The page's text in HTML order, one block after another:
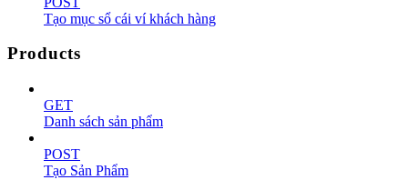
Tạo mục sổ cái ví khách hàng
Products
GET
Danh sách sản phẩm
POST
Tạo Sản Phẩm